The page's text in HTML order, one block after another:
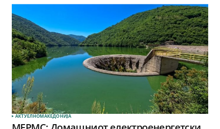
АКТУЕЛНОМАКЕДОНИЈА